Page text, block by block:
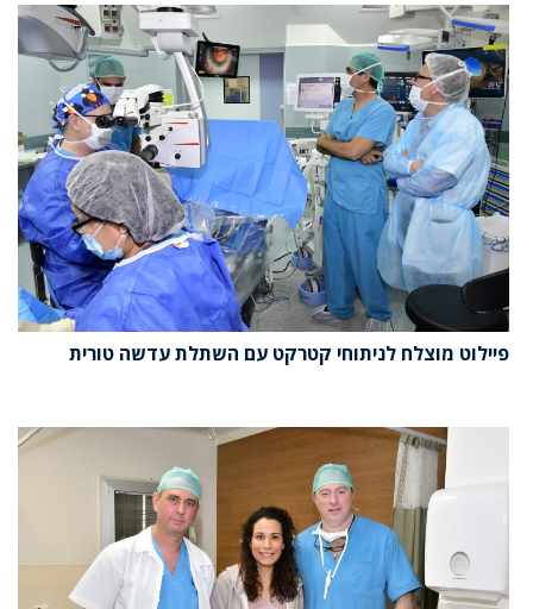
פיילוט מוצלח לניתוחי קטרקט עם השתלת עדשה טורית